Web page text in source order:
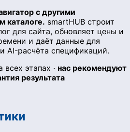
с другими
каталоге. smartHUB строит
для сайта, обновляет цены и
и даёт данные для
AI-расчёта спецификаций.
всех этапах · нас рекомендуют
результата